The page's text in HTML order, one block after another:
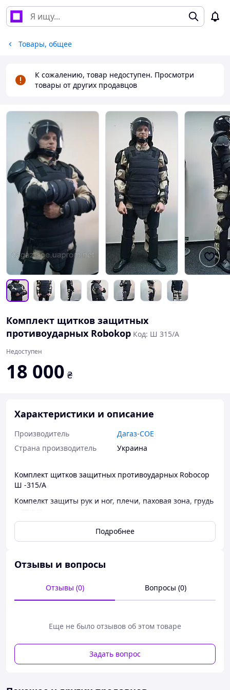
Товары, общее
К сожалению, товар недоступен. Просмотри
товары от других продавцов
Комплект щитков защитных
противоударных Robokop Код: Ш 315/А
Недоступен
18 000 ₴
Характеристики и описание
Производитель
Дагаз-СОЕ
Страна производитель
Украина
Комплект щитков защитных противоударных Robocop
Ш -315/А
Компелкт защиты рук и ног, плечи, паховая зона, грудь
Комплект защиты противоударный, противо
-осколочный
спецподразделений и охраны общественного порядка
при длительном ношении, не сковывает движения во
время действий.
расстегиваются во время движения. Комплект защиты
машины.
Хранение и переноска комплекта защиты удобны
Подробнее
Отзывы и вопросы
Отзывы (0) Вопросы (0)
Еще не было отзывов об этом товаре
Задать вопрос